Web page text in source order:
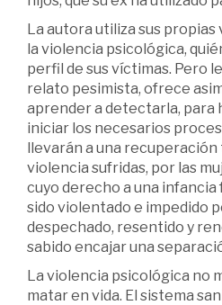
La autora utiliza sus
la violencia psicológica,
perfil de sus víctimas. Pero
relato pesimista, ofrece
aprender a detectarla, para
iniciar los necesarios
llevarán a una recuperación
violencia sufridas, por las
cuyo derecho a una infancia
sido violentado e impedido
despechado, resentido y
sabido encajar una
La violencia psicológica no
matar en vida. El sistema